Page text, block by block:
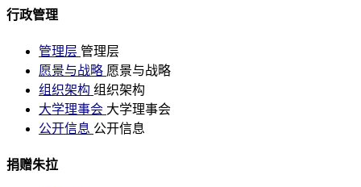
行政管理
管理层 管理层
愿景与战略 愿景与战略
组织架构 组织架构
大学理事会 大学理事会
公开信息 公开信息
捐赠朱拉